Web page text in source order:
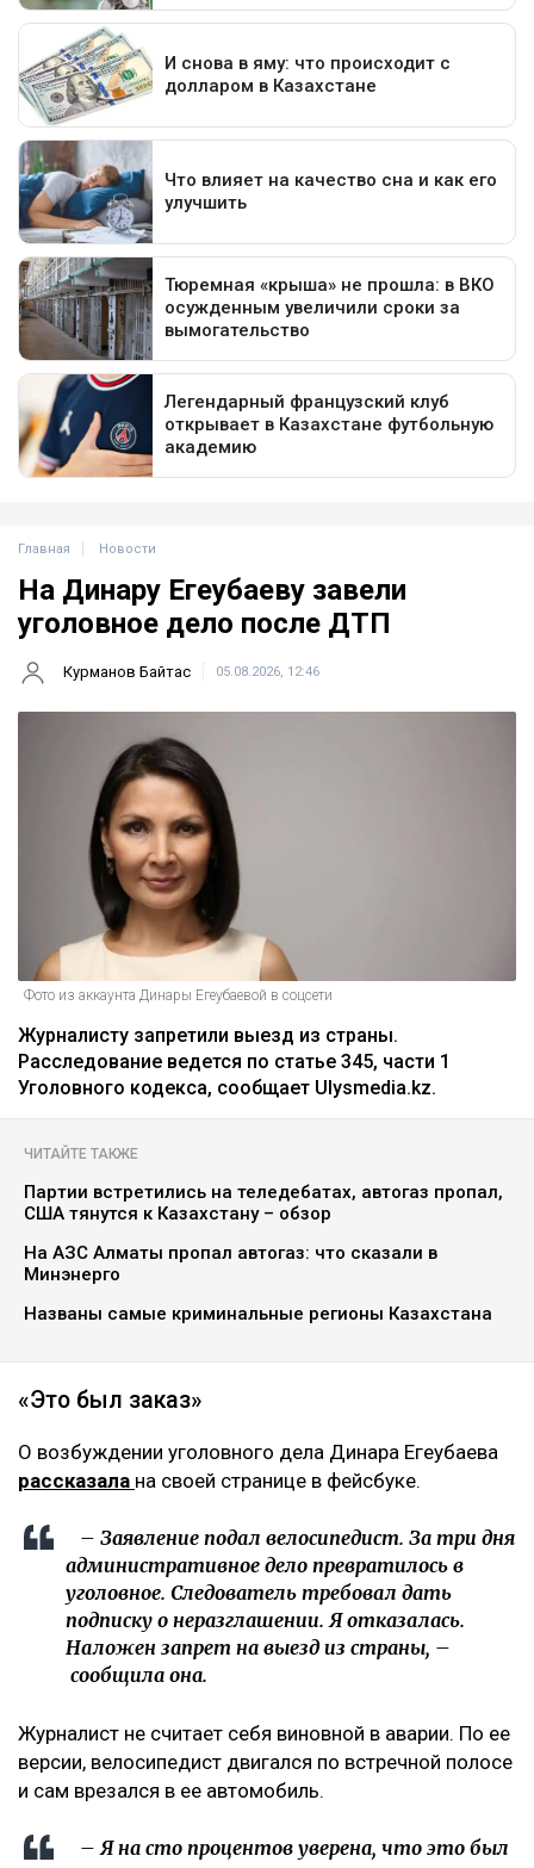
Главная Новости
На Динару Егеубаеву завели
уголовное дело после ДТП
Курманов Байтас 05.08.2026, 12:46
Фото из аккаунта Динары Егеубаевой в соцсети
Журналисту запретили выезд из страны.
Расследование ведется по статье 345, части 1
Уголовного кодекса, сообщает Ulysmedia.kz.
ЧИТАЙТЕ ТАКЖЕ
Партии встретились на теледебатах, автогаз пропал,
США тянутся к Казахстану – обзор
На АЗС Алматы пропал автогаз: что сказали в
Минэнерго
Названы самые криминальные регионы Казахстана
«Это был заказ»
О возбуждении уголовного дела Динара Егеубаева
рассказала на своей странице в фейсбуке.
– Заявление подал велосипедист. За три дня
административное дело превратилось в
уголовное. Следователь требовал дать
подписку о неразглашении. Я отказалась.
Наложен запрет на выезд из страны, –
сообщила она.
Журналист не считает себя виновной в аварии. По ее
версии, велосипедист двигался по встречной полосе
и сам врезался в ее автомобиль.
– Я на сто процентов уверена, что это был